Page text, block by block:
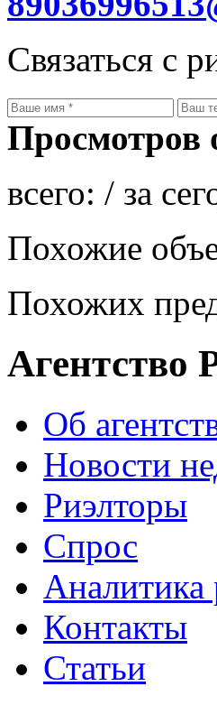
Связаться с
Просмотров
всего: / за
Похожие
Похожих
Агентство
Об
Новости
Риэлторы
Спрос
Контакты
Статьи